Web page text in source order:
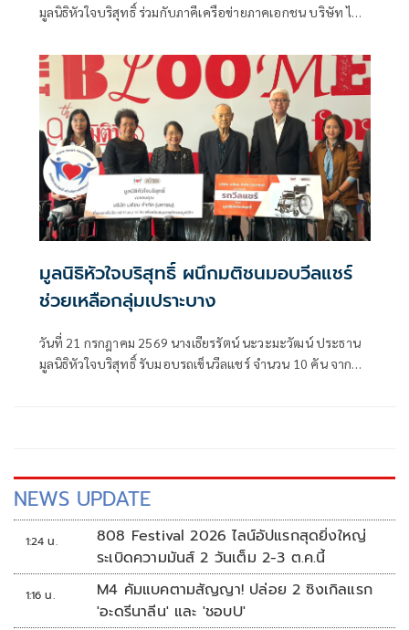
มูลนิธิหัวใจบริสุทธิ์ ร่วมกับภาคีเครือข่ายภาคเอกชน บริษัท ไทย
มูลนิธิหัวใจบริสุทธิ์ ผนึกมติชนมอบวีลแชร์
ช่วยเหลือกลุ่มเปราะบาง
วันที่ 21 กรกฎาคม 2569 นางเธียรรัตน์ นะวะมะวัฒน์ ประธาน
มูลนิธิหัวใจบริสุทธิ์ รับมอบรถเข็นวีลแชร์ จำนวน 10 คัน จาก
NEWS UPDATE
1:24 น.
808 Festival 2026 ไลน์อัปแรกสุดยิ่งใหญ่
ระเบิดความมันส์ 2 วันเต็ม 2-3 ต.ค.นี้
1:16 น.
M4 คัมแบคตามสัญญา! ปล่อย 2 ซิงเกิลแรก
'อะดรีนาลีน' และ 'ชอบU'